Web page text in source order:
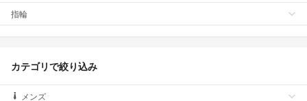
指輪
カテゴリで絞り込み
メンズ